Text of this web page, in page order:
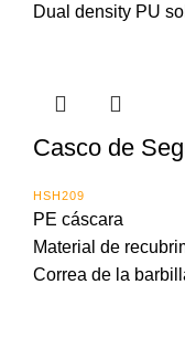
Dual density PU
Casco de
HSH209
PE cáscara
Material de
Correa de la